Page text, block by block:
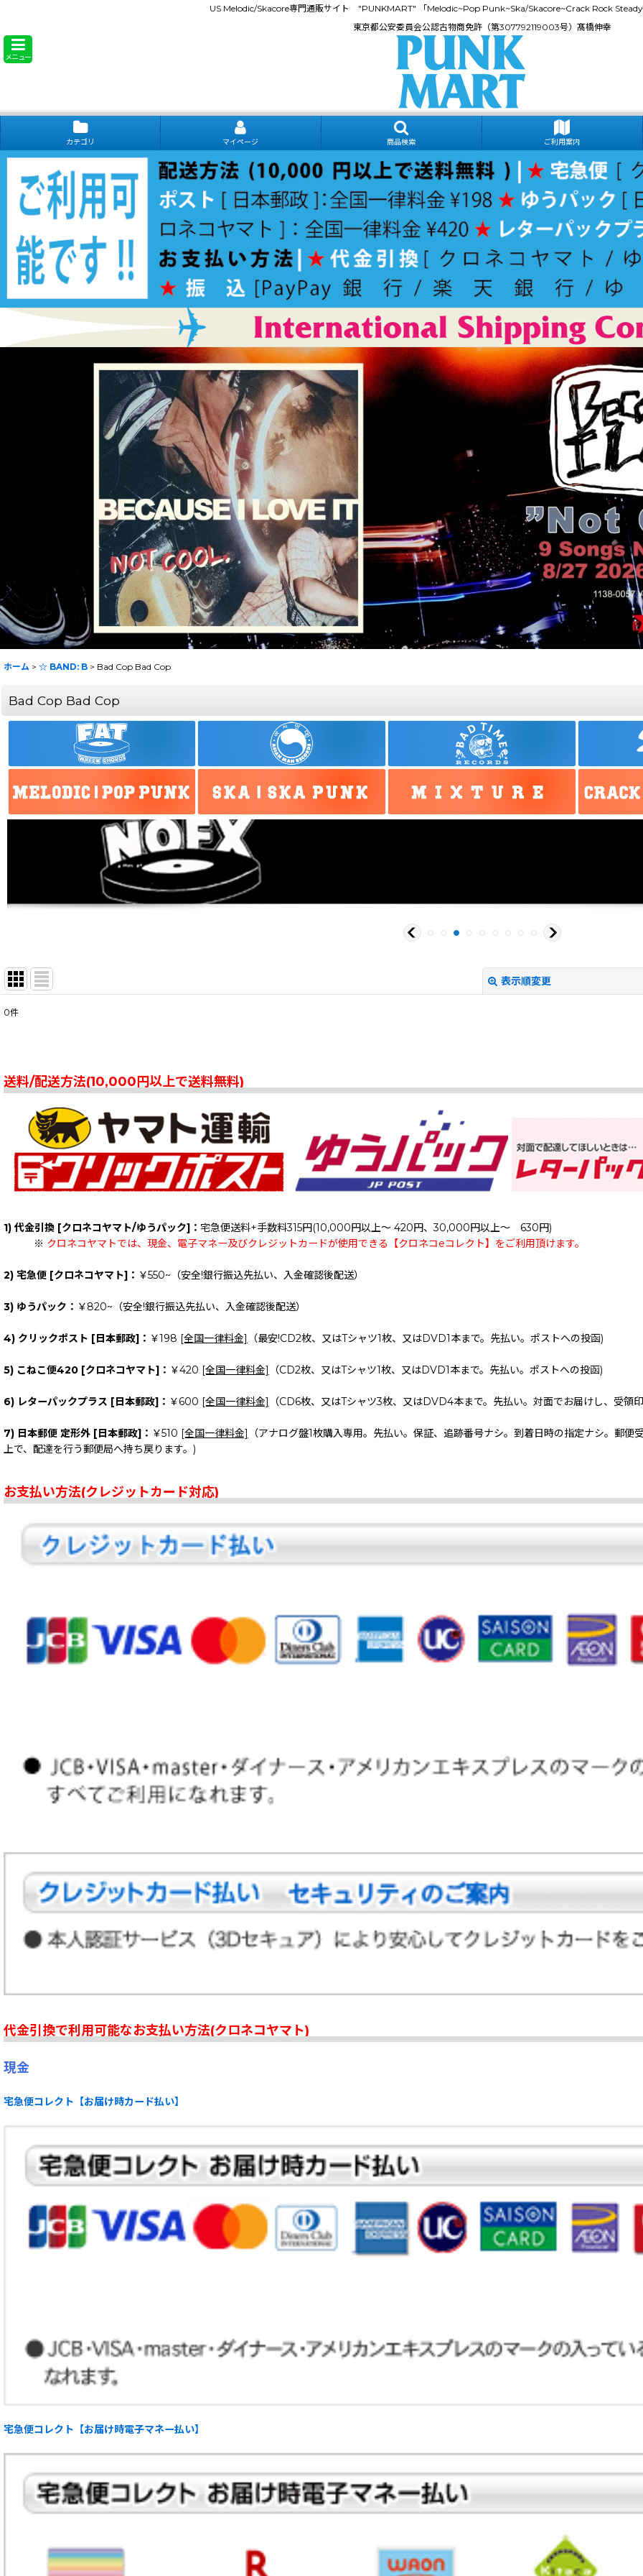
US Melodic/Skacore専門通販サイト "PUNKMART" 「Melodic~Pop Punk~Ska/Skacore~Crack Rock Steady
東京都公安委員会公認古物商免許（第307792119003号）髙橋伸幸
メニュー
カテゴリ マイページ 商品検索 ご利用案内
ホーム > ☆ BAND: B > Bad Cop Bad Cop
Bad Cop Bad Cop
表示順変更
並び順:
絞り込む
0件
送料/配送方法(10,000円以上で送料無料)
1) 代金引換 [クロネコヤマト/ゆうパック]： 宅急便送料+手数料315円(10,000円以上～ 420円、30,000円以上～ 630円)
※ クロネコヤマトでは、現金、電子マネー及びクレジットカードが使用できる【クロネコeコレクト】をご利用頂けます。
2) 宅急便 [クロネコヤマト]： ￥550~（安全!銀行振込先払い、入金確認後配送）
3) ゆうパック： ￥820~（安全!銀行振込先払い、入金確認後配送）
4) クリックポスト [日本郵政]： ￥198 [全国一律料金] （最安!CD2枚、又はTシャツ1枚、又はDVD1本まで。先払い。ポストへの投函)
5) こねこ便420 [クロネコヤマト]： ￥420 [全国一律料金] （CD2枚、又はTシャツ1枚、又はDVD1本まで。先払い。ポストへの投函)
6) レターパックプラス [日本郵政]： ￥600 [全国一律料金] （CD6枚、又はTシャツ3枚、又はDVD4本まで。先払い。対面でお届けし、受領
7) 日本郵便 定形外 [日本郵政]： ￥510 [全国一律料金]
（アナログ盤1枚購入専用。先払い。保証、追跡番号ナシ。到着日時の指定ナシ。郵
上で、配達を行う郵便局へ持ち戻ります。)
お支払い方法(クレジットカード対応)
代金引換で利用可能なお支払い方法(クロネコヤマト)
現金
宅急便コレクト【お届け時カード払い】
宅急便コレクト【お届け時電子マネー払い】